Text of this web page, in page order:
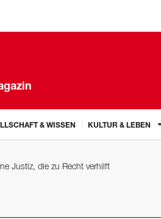
& WISSEN KULTUR & LEBEN
Justiz, die zu Recht verhilft